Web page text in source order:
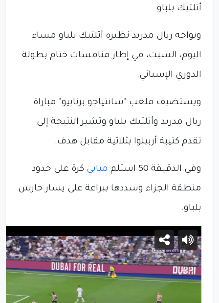
أتلتيك بلباو.
ويواجه ريال مدريد نظيره أتلتيك بلباو مساء
اليوم، السبت، في إطار منافسات ختام بطولة
الدوري الإسباني.
ويستضيف ملعب "سانتياجو برنابيو" مباراة
ريال مدريد وأتلتيك بلباو وتشير النتيجة إلى
تقدم كتيبة أربيلوا بثلاثية مقابل هدف.
وفي الدقيقة 50 استلم مبابي كرة على حدود
منطقة الجزاء وسددها ببراعة على يسار حارس
بلباو.